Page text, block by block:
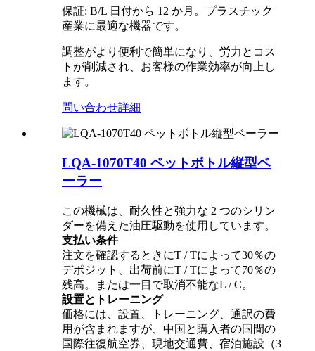
保証: B/L 日付から 12 か月。プラスチック
産業に最適な機器です。
調整がより便利で簡単になり、労力とコス
トが削減され、お客様の作業効率が向上し
ます。
問い合わせ詳細
LQA-1070T40 ペットボトル縦型ベ
ーラー
この機械は、耐久性と強力な 2 つのシリン
ダーを備えた油圧駆動を使用しています。
支払い条件
注文を確認するときにT / Tによって30％の
デポジット、出荷前にT / Tによって70％の
残高。または一目で取消不能なL / C。
設置とトレーニング
価格には、設置、トレーニング、通訳の費
用が含まれますが、中国と購入者の国間の
国際往復航空券、現地交通費、宿泊施設（3